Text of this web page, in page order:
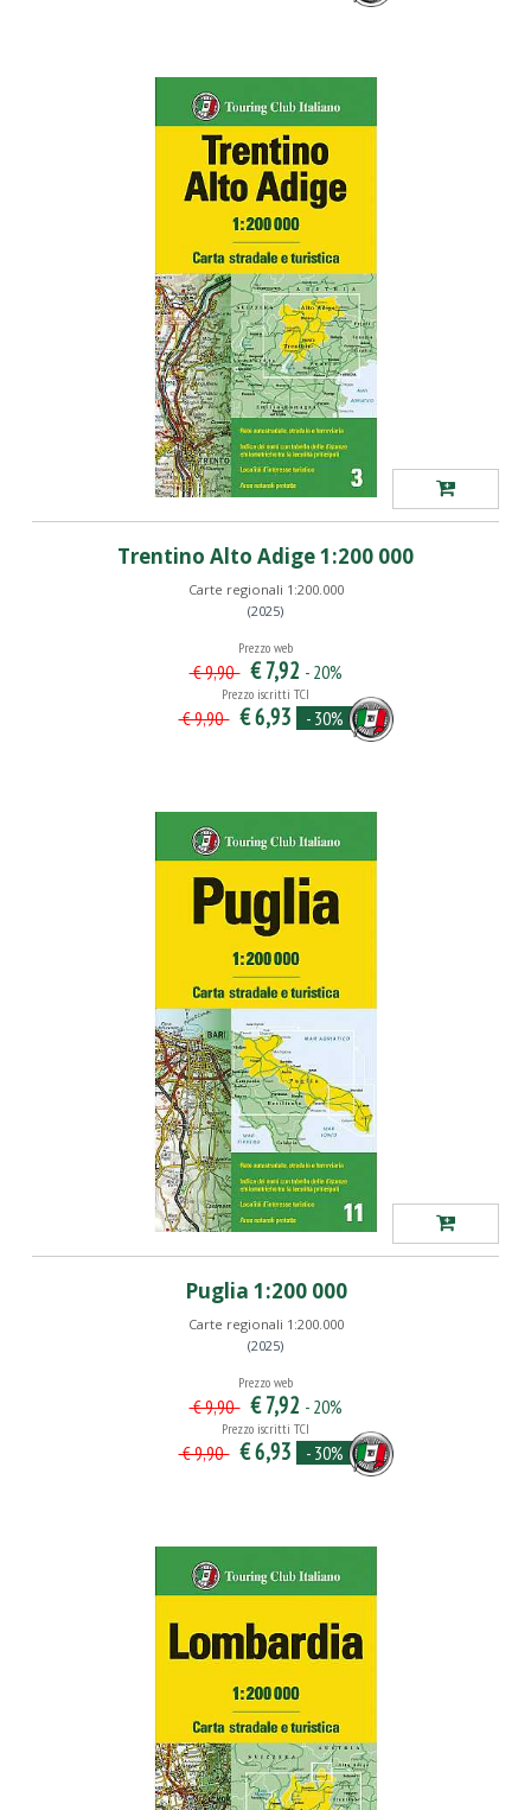
Trentino Alto Adige 1:200 000
Carte regionali 1:200.000
(2025)
Prezzo web
€ 9,90 € 7,92 - 20%
Prezzo iscritti TCI
€ 9,90 € 6,93 - 30%
Puglia 1:200 000
Carte regionali 1:200.000
(2025)
Prezzo web
€ 9,90 € 7,92 - 20%
Prezzo iscritti TCI
€ 9,90 € 6,93 - 30%